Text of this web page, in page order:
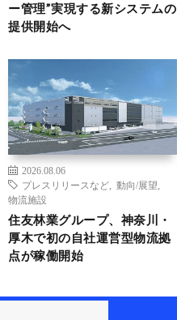
ー管理”実現する新システムの
提供開始へ
2026.08.06
プレスリリースなど
動向/展望
物流施設
住友林業グループ、神奈川・
厚木で初の自社運営型物流拠
点が稼働開始